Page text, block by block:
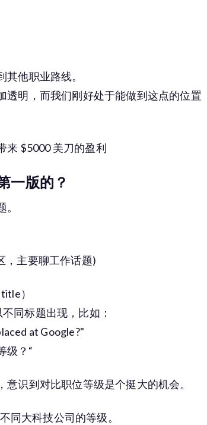
他职业路线。
透明，而我们刚好处于能做到这点的位置
来 $5000 美刀的盈利
一版的？
，主要聊工作话题)
）
同标题出现，比如：
at Google?"
级？“
识到对比职位等级是个挺大的机会。
同大科技公司的等级。